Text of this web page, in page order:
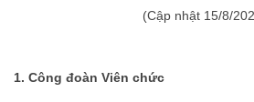
(Cập nhật 15/8/
1. Công đoàn Viên chức